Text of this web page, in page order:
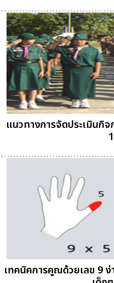
แนวทางการจัดประเมิน
เทคนิคการคูณด้วยเลข 9